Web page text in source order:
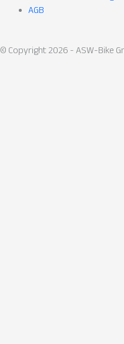
AGB
© Copyright 2026 - ASW-Bike